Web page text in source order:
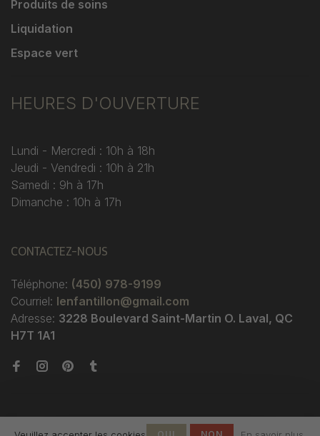
Produits de soins
Liquidation
Espace vert
HEURES D'OUVERTURE
Lundi - Mercredi : 10h à 18h
Jeudi - Vendredi : 10h à 21h
Samedi : 9h à 17h
Dimanche : 10h à 17h
CONTACTEZ-NOUS
Téléphone: (450) 978-9199
Courriel: lenfantillon@gmail.com
Adresse: 3228 Boulevard Saint-Martin O. Laval, QC
H7T 1A1